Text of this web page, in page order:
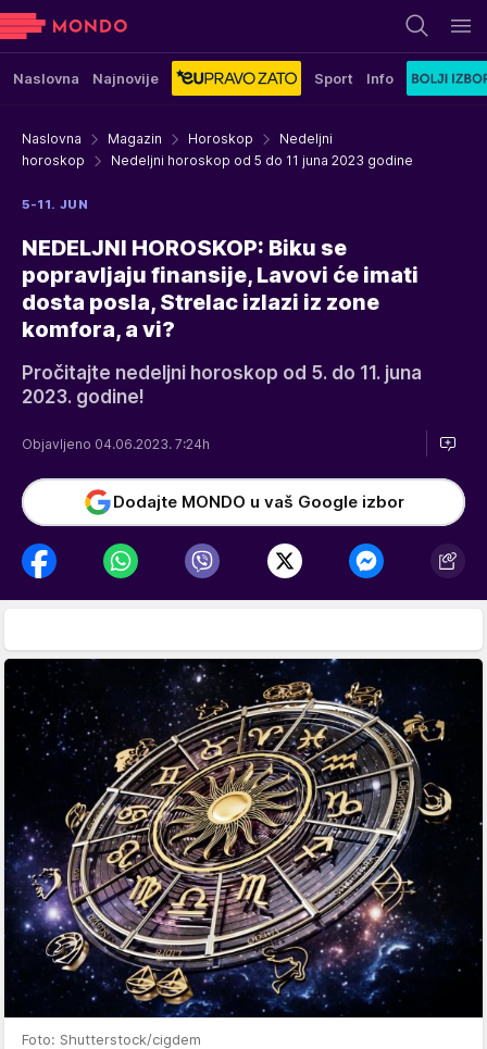
Naslovna Najnovije Sport Info
Naslovna Magazin Horoskop
Nedeljni
horoskop
Nedeljni horoskop od 5 do 11 juna 2023 godine
5-11. JUN
NEDELJNI HOROSKOP: Biku se
popravljaju finansije, Lavovi će imati
dosta posla, Strelac izlazi iz zone
komfora, a vi?
Pročitajte nedeljni horoskop od 5. do 11. juna
2023. godine!
Objavljeno 04.06.2023. 7:24h
Dodajte MONDO u vaš Google izbor
Foto: Shutterstock/cigdem